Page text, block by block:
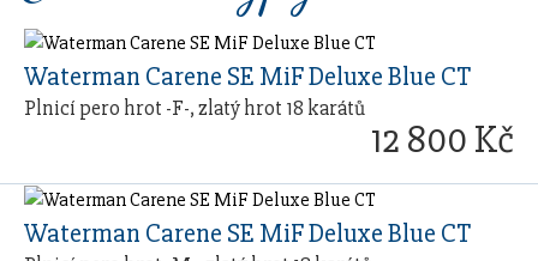
Waterman Carene SE MiF Deluxe Blue CT
Plnicí pero hrot -F-, zlatý hrot 18 karátů
12 800 Kč
Waterman Carene SE MiF Deluxe Blue CT